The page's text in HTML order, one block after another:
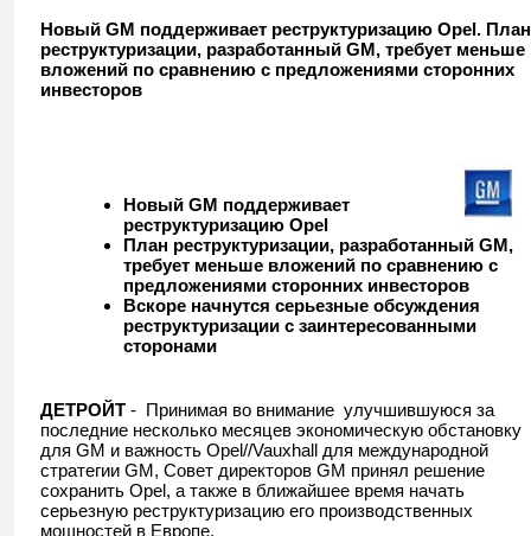
сохранить Opel в составе GM
Новый GM поддерживает реструктуризацию Opel. План
реструктуризации, разработанный GM, требует меньше
вложений по сравнению с предложениями сторонних
инвесторов
Новый GM поддерживает
реструктуризацию Opel
План реструктуризации, разработанный GM,
требует меньше вложений по сравнению с
предложениями сторонних инвесторов
Вскоре начнутся серьезные обсуждения
реструктуризации с заинтересованными
сторонами
ДЕТРОЙТ - Принимая во внимание улучшившуюся за
последние несколько месяцев экономическую обстановку
для GM и важность Opel//Vauxhall для международной
стратегии GM, Совет директоров GM принял решение
сохранить Opel, а также в ближайшее время начать
серьезную реструктуризацию его производственных
мощностей в Европе.